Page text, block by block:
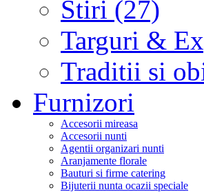
Stiri (27)
Targuri &
Traditii si
Furnizori
Accesorii mireasa
Accesorii nunti
Agentii organizari nunti
Aranjamente florale
Bauturi si firme catering
Bijuterii nunta ocazii speciale